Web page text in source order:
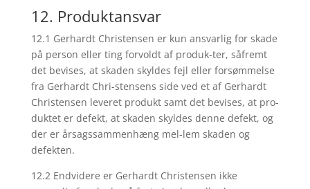
12. Produktansvar
12.1 Gerhardt Christensen er kun ansvarlig for skade
på person eller ting forvoldt af produk-ter, såfremt
det bevises, at skaden skyldes fejl eller forsømmelse
fra Gerhardt Chri-stensens side ved et af Gerhardt
Christensen leveret produkt samt det bevises, at pro-
duktet er defekt, at skaden skyldes denne defekt, og
der er årsagssammenhæng mel-lem skaden og
defekten.
12.2 Endvidere er Gerhardt Christensen ikke